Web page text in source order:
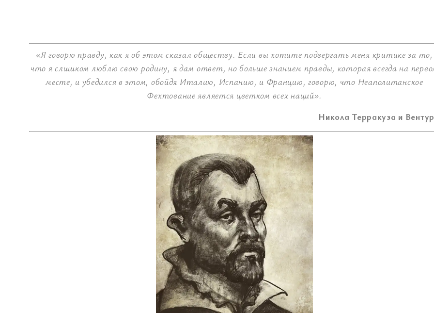
«Я говорю правду, как я об этом сказал обществу. Если вы хотите подвергать меня критике за то,
что я слишком люблю свою родину, я дам ответ, но больше знанием правды, которая всегда на
месте, и убедился в этом, обойдя Италию, Испанию, и Францию, говорю, что Неаполитанское
Фехтование является цветком всех наций».
Никола Терракуза и